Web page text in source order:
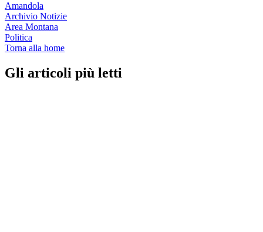
Amandola
Archivio Notizie
Area Montana
Politica
Torna alla home
Gli articoli più letti